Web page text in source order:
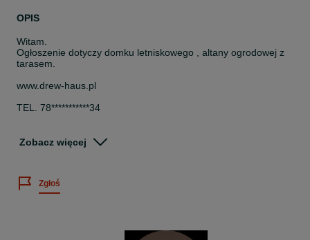
OPIS
Witam.
Ogłoszenie dotyczy domku letniskowego , altany ogrodowej z
tarasem.
www.drew-haus.pl
TEL. 78***********34
Cena obejmuje kompletny domek:
- deski dachowe domek + taras
Zobacz więcej
Zgłoś